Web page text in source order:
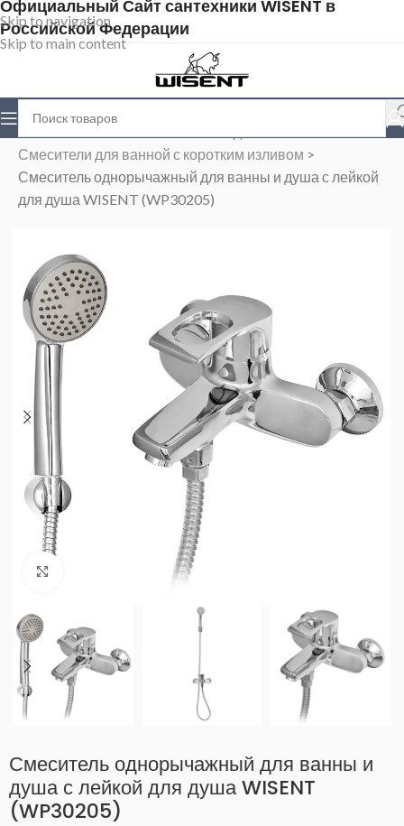
Skip to navigation
Skip to main content
Официальный Сайт сантехники WISENT в
Российской Федерации
Магазин
Смесители для ванной с коротким изливом >
Смеситель однорычажный для ванны и душа с лейкой
для душа WISENT (WP30205)
Нажмите, чтобы увеличить
Смеситель однорычажный для ванны и
душа с лейкой для душа WISENT
(WP30205)